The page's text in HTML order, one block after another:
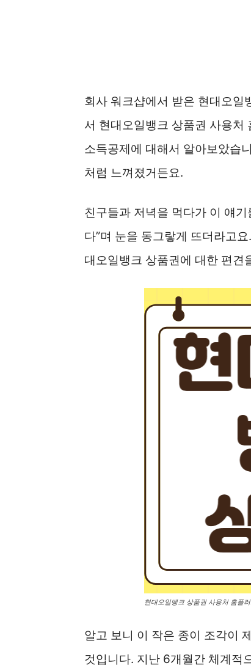
회사 워크샵에서 받은 현대오일
서 현대오일뱅크 상품권 사용처
소득공제에 대해서 알아보았습
처럼 느껴졌거든요.
친구들과 저녁을 먹다가 이 얘
다”며 눈을 동그랗게 뜨더라고
대오일뱅크 상품권에 대한 편견
현대오일뱅크 상품권 사용처 홈플
알고 보니 이 작은 종이 조각이
것입니다. 지난 6개월간 체계적